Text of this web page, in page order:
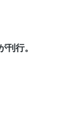
刊行。